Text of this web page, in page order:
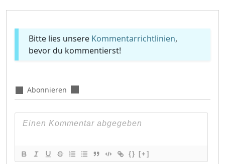
Bitte lies unsere Kommentarrichtlinien,
bevor du kommentierst!
Abonnieren
{} [+]